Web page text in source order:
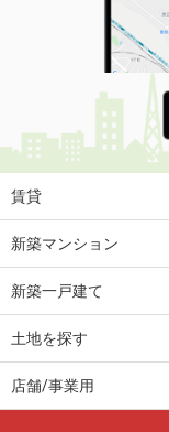
賃貸
新築マンション
新築一戸建て
土地を探す
店舗/事業用